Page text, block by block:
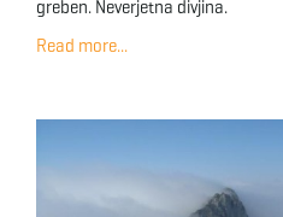
greben. Neverjetna divjina.
Read more...